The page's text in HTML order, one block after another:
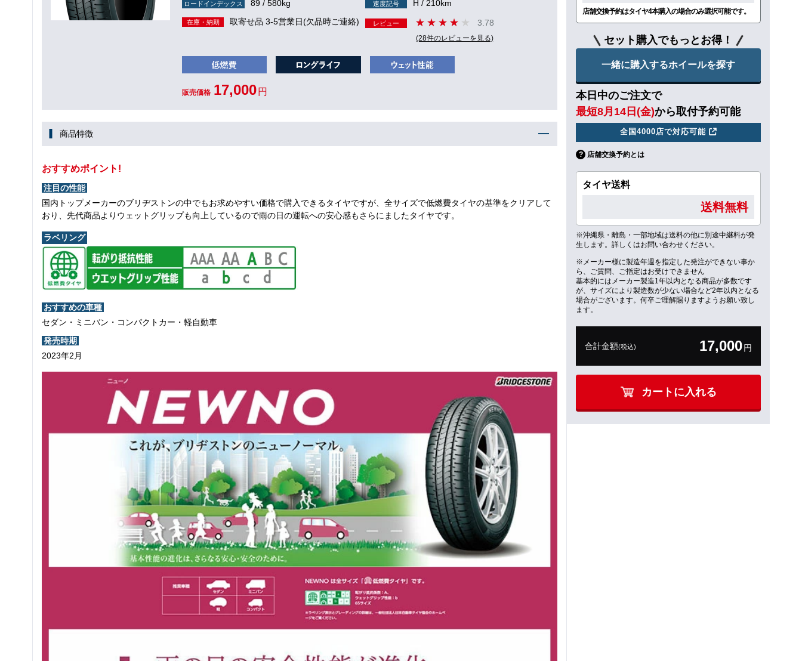
ロードインデックス 89 / 580kg 速度記号 H / 210km
在庫・納期 取寄せ品 3-5営業日(欠品時ご連絡) レビュー 3.78
(28件のレビューを見る)
販売価格 17,000 円
商品特徴
おすすめポイント!
注目の性能
国内トップメーカーのブリヂストンの中でもお求めやすい価格で購入できるタイヤですが、全サイズで低燃費タイヤの基準をクリアして
おり、先代商品よりウェットグリップも向上しているので雨の日の運転への安心感もさらにましたタイヤです。
ラベリング
おすすめの車種
セダン・ミニバン・コンパクトカー・軽自動車
発売時期
2023年2月
店舗交換予約はタイヤ4本購入の場合のみ選択可能です。
セット購入でもっとお得！
一緒に購入するホイールを探す
本日中のご注文で
最短8月14日(金)から取付予約可能
全国4000店で対応可能
店舗交換予約とは
タイヤ送料
送料無料
※沖縄県・離島・一部地域は送料の他に別途中継料が発
生します。詳しくはお問い合わせください。
※メーカー様に製造年週を指定した発注ができない事か
ら、ご質問、ご指定はお受けできません
基本的にはメーカー製造1年以内となる商品が多数です
が、サイズにより製造数が少ない場合など2年以内となる
場合がございます。何卒ご理解賜りますようお願い致し
ます。
合計金額(税込) 17,000円
カートに入れる